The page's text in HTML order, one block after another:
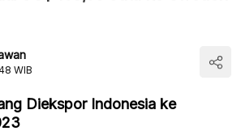
WIB
Diekspor Indonesia ke